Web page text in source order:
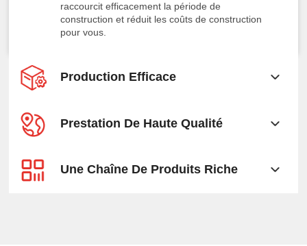
raccourcit efficacement la période de
construction et réduit les coûts de construction
pour vous.
Production Efficace
Prestation De Haute Qualité
Une Chaîne De Produits Riche